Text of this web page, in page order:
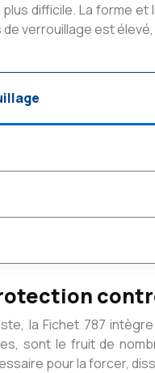
difficile. La forme
verrouillage est
la Fichet 787
sont le fruit de
pour la forcer,